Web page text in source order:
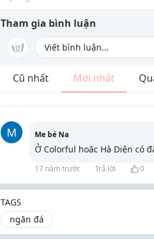
Tham gia bình luận
Cũ nhất Mới nhất
M Me bé Na
Ở Colorful hoặc Hà Diện có
17 năm trước Trả lời 0
TAGS
ngăn đá